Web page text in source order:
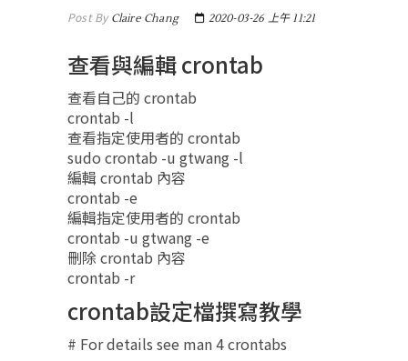
Post ByClaire Chang 2020-03-26 上午 11:21
查看與編輯 crontab
查看自己的 crontab
crontab -l
查看指定使用者的 crontab
sudo crontab -u gtwang -l
編輯 crontab 內容
crontab -e
編輯指定使用者的 crontab
crontab -u gtwang -e
刪除 crontab 內容
crontab -r
crontab設定檔撰寫教學
# For details see man 4 crontabs